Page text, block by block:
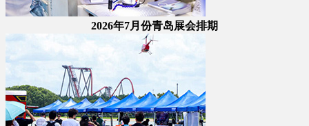
2026年7月份青岛展会排期